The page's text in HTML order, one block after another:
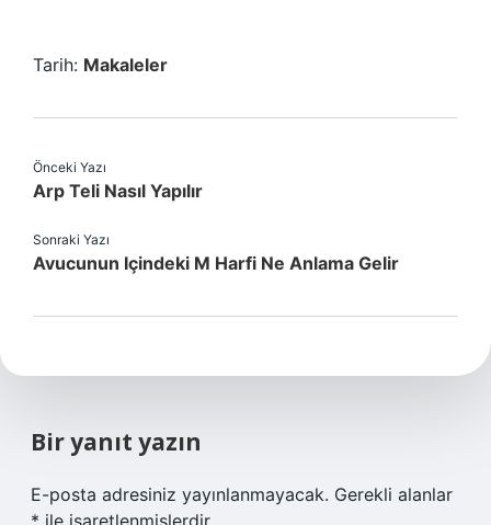
Tarih: Makaleler
Önceki Yazı
Arp Teli Nasıl Yapılır
Sonraki Yazı
Avucunun Içindeki M Harfi Ne Anlama Gelir
Bir yanıt yazın
E-posta adresiniz yayınlanmayacak. Gerekli alanlar
* ile işaretlenmişlerdir